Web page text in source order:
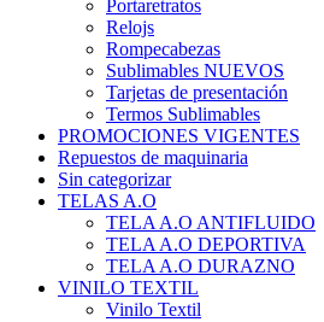
Portaretratos
Relojs
Rompecabezas
Sublimables NUEVOS
Tarjetas de presentación
Termos Sublimables
PROMOCIONES VIGENTES
Repuestos de maquinaria
Sin categorizar
TELAS A.O
TELA A.O ANTIFLUIDO
TELA A.O DEPORTIVA
TELA A.O DURAZNO
VINILO TEXTIL
Vinilo Textil